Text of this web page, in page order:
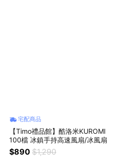
宅配商品
【Timo禮品館】酷洛米KUROMI
100檔 冰鎮手持高速風扇/冰風扇
$890 $1,290